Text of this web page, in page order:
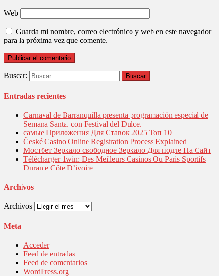
Web
Guarda mi nombre, correo electrónico y web en este navegador
para la próxima vez que comente.
Buscar:
Entradas recientes
Carnaval de Barranquilla presenta programación especial de
Semana Santa, con Festival del Dulce.
самые Приложения Для Ставок 2025 Топ 10
České Casino Online Registration Process Explained
Мостбет Зеркало свободное Зеркало Для подле На Сайт
Télécharger 1win: Des Meilleurs Casinos Ou Paris Sportifs
Durante Côte D’ivoire
Archivos
Archivos
Meta
Acceder
Feed de entradas
Feed de comentarios
WordPress.org